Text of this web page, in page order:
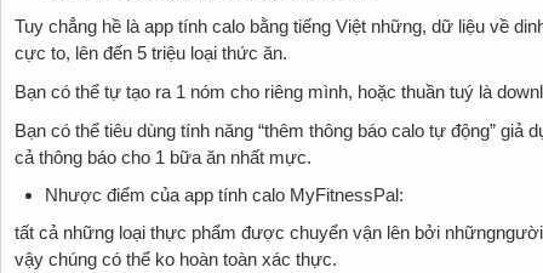
Tuy chẳng hề là app tính calo bằng tiếng Việt những, dữ liệu về
cực to, lên đến 5 triệu loại thức ăn.
Bạn có thể tự tạo ra 1 nóm cho riêng mình, hoặc thuần tuý là
Bạn có thể tiêu dùng tính năng “thêm thông báo calo tự động” giả
cả thông báo cho 1 bữa ăn nhất mực.
Nhược điểm của app tính calo MyFitnessPal:
tất cả những loại thực phẩm được chuyển vận lên bởi
vậy chúng có thể ko hoàn toàn xác thực.